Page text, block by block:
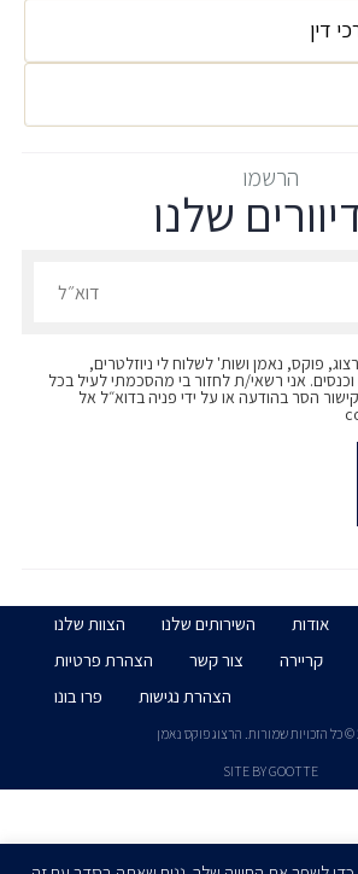
דין
הדין בישראל, שנת 2026
העברית בירושלים, משפטים ומנהל
הרשמו
שלנו
פוקס, נאמן ושות' לשלוח לי ניוזלטרים,
וכנסים. אני רשאי/ת לחזור בי מהסכמתי לעיל בכל
הסר בהודעה או על ידי פניה בדוא״ל אל
אודות השירותים שלנו
הצוות שלנו
קריירה צור קשר
הצהרת פרטיות
הצהרת נגישות
פרו בונו
SITE BY GOOTTE